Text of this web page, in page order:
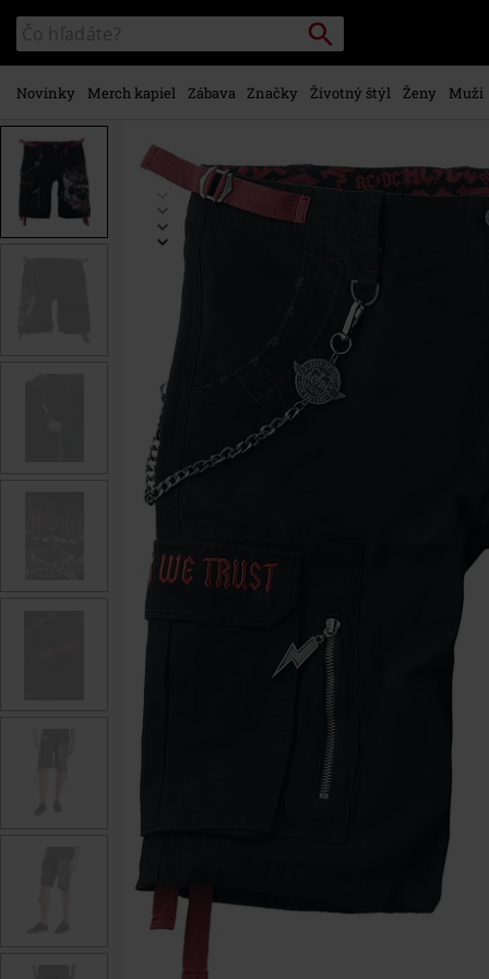
na
hlavný
obsah
Katalóg
vyhľadávania
Vyhľadávanie
Novinky Merch kapiel Zábava Značky Životný štýl Ženy Muži
www.emp-
p/emp-
446799.html